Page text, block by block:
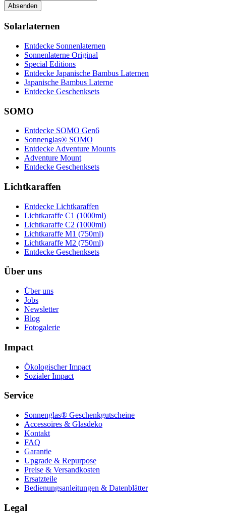
Absenden
Solarlaternen
Entdecke Sonnenlaternen
Sonnenlaterne Original
Special Editions
Entdecke Japanische Bambus Laternen
Japanische Bambus Laterne
Entdecke Geschenksets
SOMO
Entdecke SOMO Gen6
Sonnenglas® SOMO
Entdecke Adventure Mounts
Adventure Mount
Entdecke Geschenksets
Lichtkaraffen
Entdecke Lichtkaraffen
Lichtkaraffe C1 (1000ml)
Lichtkaraffe C2 (1000ml)
Lichtkaraffe M1 (750ml)
Lichtkaraffe M2 (750ml)
Entdecke Geschenksets
Über uns
Über uns
Jobs
Newsletter
Blog
Fotogalerie
Impact
Ökologischer Impact
Sozialer Impact
Service
Sonnenglas® Geschenkgutscheine
Accessoires & Glasdeko
Kontakt
FAQ
Garantie
Upgrade & Repurpose
Preise & Versandkosten
Ersatzteile
Bedienungsanleitungen & Datenblätter
Legal